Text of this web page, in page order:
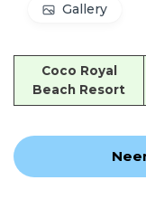
Gallery
Coco Royal
Beach Resort